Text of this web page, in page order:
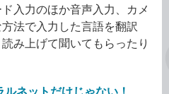
入力のほか音声入力、カメ
法で入力した言語を翻訳
み上げて聞いてもらったり
ルネットだけじゃない！